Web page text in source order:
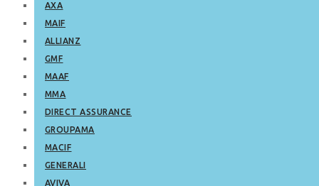
AXA
MAIF
ALLIANZ
GMF
MAAF
MMA
DIRECT ASSURANCE
GROUPAMA
MACIF
GENERALI
AVIVA